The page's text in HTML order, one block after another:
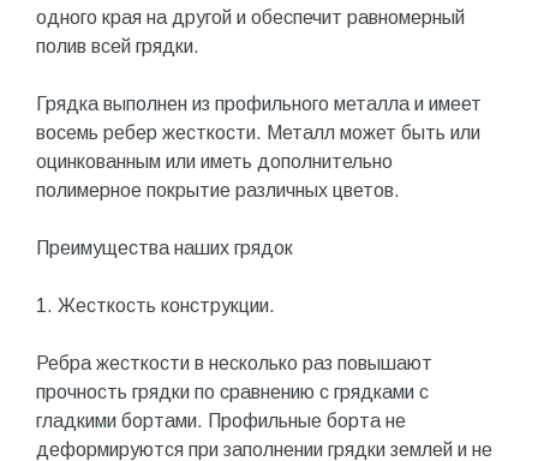
одного края на другой и обеспечит равномерный
полив всей грядки.
Грядка выполнен из профильного металла и имеет
восемь ребер жесткости. Металл может быть или
оцинкованным или иметь дополнительно
полимерное покрытие различных цветов.
Преимущества наших грядок
1. Жесткость конструкции.
Ребра жесткости в несколько раз повышают
прочность грядки по сравнению с грядками с
гладкими бортами. Профильные борта не
деформируются при заполнении грядки землей и не